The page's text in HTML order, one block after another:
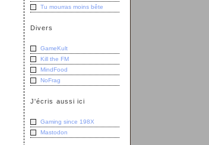
Tu mourras moins bête
Divers
GameKult
Kill the FM
MindFood
NoFrag
J'écris aussi ici
Gaming since 198X
Mastodon